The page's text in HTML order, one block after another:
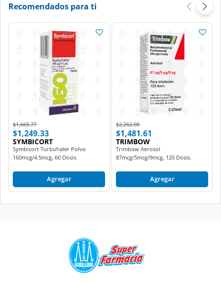
Recomendados para ti
Price reduced from
$1,665.77to
$1,249.33
SYMBICORT
Symbicort Turbuhaler Polvo
160mcg/4.5mcg, 60 Dosis.
Agregar
Price reduced from
$2,262.00to
$1,481.61
TRIMBOW
Trimbow Aerosol
87mcg/5mcg/9mcg, 120 Dosis.
Agregar